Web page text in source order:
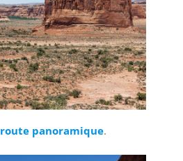
route panoramique.